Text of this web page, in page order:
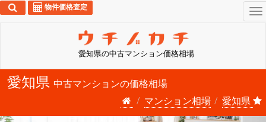
愛知県の中古マンション価格相場
物件価格査定
愛知県 中古マンションの価格相場
マンション相場
愛知県